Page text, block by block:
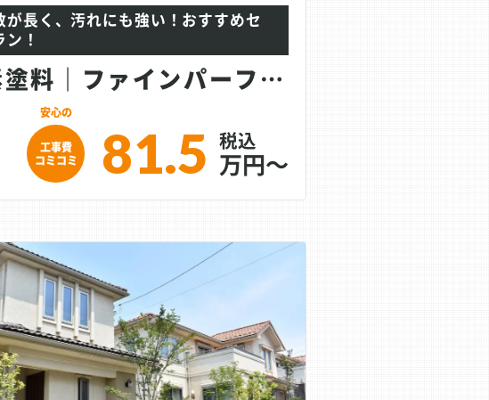
が長く、汚れにも強い！おすすめセ
！
フッ素塗料｜ファインパーフェクトトップ、ファイ...
工事費
コミコミ
81.5 万円～